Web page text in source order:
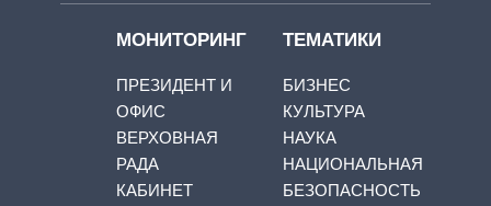
МОНИТОРИНГ
ПРЕЗИДЕНТ И
ОФИС
ВЕРХОВНАЯ
РАДА
КАБИНЕТ
ТЕМАТИКИ
БИЗНЕС
КУЛЬТУРА
НАУКА
НАЦИОНАЛЬНАЯ
БЕЗОПАСНОСТЬ